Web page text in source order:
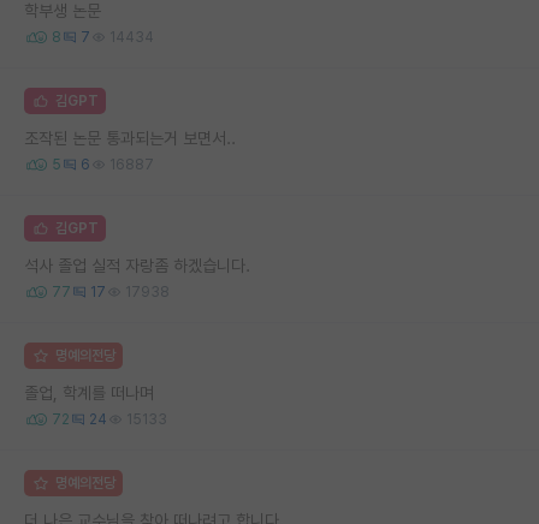
학부생 논문
8 7 14434
김GPT
조작된 논문 통과되는거 보면서..
5 6 16887
김GPT
석사 졸업 실적 자랑좀 하겠습니다.
77 17 17938
명예의전당
졸업, 학계를 떠나며
72 24 15133
명예의전당